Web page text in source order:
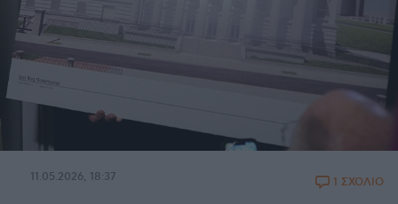
11.05.2026, 18:37 1 ΣΧΟΛΙΟ